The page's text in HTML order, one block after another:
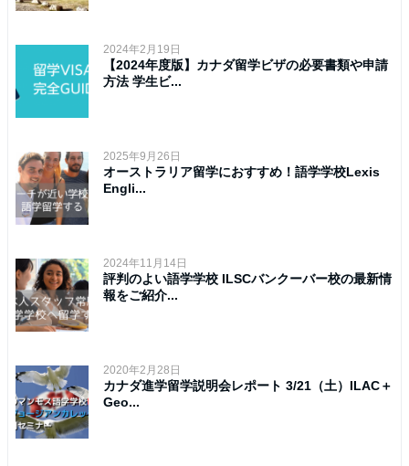
2024年2月19日
【2024年度版】カナダ留学ビザの必要書類や申請
方法 学生ビ...
2025年9月26日
オーストラリア留学におすすめ！語学学校Lexis
Engli...
2024年11月14日
評判のよい語学学校 ILSCバンクーバー校の最新情
報をご紹介...
2020年2月28日
カナダ進学留学説明会レポート 3/21（土）ILAC＋
Geo...